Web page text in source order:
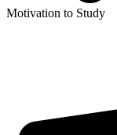
Motivation to Study